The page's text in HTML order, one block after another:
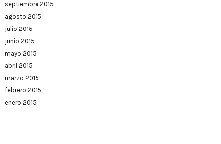
septiembre 2015
agosto 2015
julio 2015
junio 2015
mayo 2015
abril 2015
marzo 2015
febrero 2015
enero 2015